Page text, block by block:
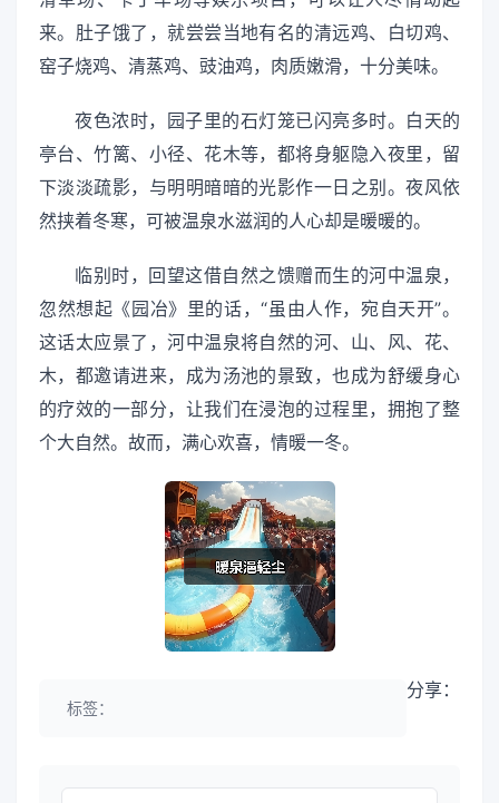
来。肚子饿了，就尝尝当地有名的清远鸡、白切鸡、
窑子烧鸡、清蒸鸡、豉油鸡，肉质嫩滑，十分美味。
夜色浓时，园子里的石灯笼已闪亮多时。白天的
亭台、竹篱、小径、花木等，都将身躯隐入夜里，留
下淡淡疏影，与明明暗暗的光影作一日之别。夜风依
然挟着冬寒，可被温泉水滋润的人心却是暖暖的。
临别时，回望这借自然之馈赠而生的河中温泉，
忽然想起《园冶》里的话，“虽由人作，宛自天开”。
这话太应景了，河中温泉将自然的河、山、风、花、
木，都邀请进来，成为汤池的景致，也成为舒缓身心
的疗效的一部分，让我们在浸泡的过程里，拥抱了整
个大自然。故而，满心欢喜，情暖一冬。
分享：
标签：